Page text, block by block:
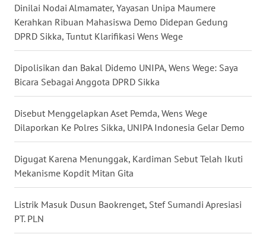
Dinilai Nodai Almamater, Yayasan Unipa Maumere
Kerahkan Ribuan Mahasiswa Demo Didepan Gedung
DPRD Sikka, Tuntut Klarifikasi Wens Wege
Dipolisikan dan Bakal Didemo UNIPA, Wens Wege: Saya
Bicara Sebagai Anggota DPRD Sikka
Disebut Menggelapkan Aset Pemda, Wens Wege
Dilaporkan Ke Polres Sikka, UNIPA Indonesia Gelar Demo
Digugat Karena Menunggak, Kardiman Sebut Telah Ikuti
Mekanisme Kopdit Mitan Gita
Listrik Masuk Dusun Baokrenget, Stef Sumandi Apresiasi
PT. PLN
GORONTALO
WN
SULUT
WN
MALUKU
WN
WN
DANAU